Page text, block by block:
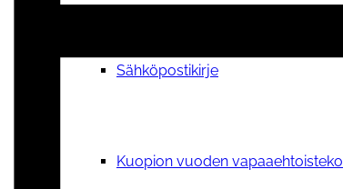
Sähköpostikirje
Kuopion vuoden vapaaehtoisteko